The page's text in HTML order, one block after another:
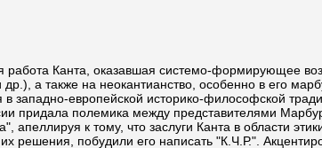
и обстоятельности плана сочинения он не нашел ничего подлежащего изменению. "Я попытался в настоящем издании сделать улучшения, которые должны устранить, во-первых, недоразумения в эстетике, особенно в понятии времени; во-вторых, неясности в дедукции понятий рассудка; в-третьих, мнимый недостаток очевидности в доказательствах основоположений чистого рассудка и, наконец, в-четвертых, недоразумения по поводу паралогизмов, в которых я упрекаю рациональную психологию. Изменения произведенные мной в изложении простираются только до этого места (именно только до конца первой главы "трансцендентальной диалектики", но не далее)". Кант говорит и о некоторой потере, связанной с этими улучшениями, которую, однако, была призвана восполнить большая понятность изложения. По мнению Кассирера, основным побудительным мотивом к переработке Кантом первого издания "К.Ч.Р." стала рецензия И.Гарве-Федера, вынудившая Канта со всей строгостью и четкостью отделить его трансцендентальный идеализм от идеализма психологического, определенно переместив при этом центр тяжести с трансцендентальной аналитики субъективной дедукции на "объективную дедукцию", показав тем самым, что главный вопрос всей "К.Ч.Р." состоит в том, как и при каких условиях возможен предмет опыта, а не как возможна сама "способность мыслить". Поскольку сам Кант писал об этом еще в предисловии к первому изданию "К.Ч.Р.", можно вполне согласиться с Кассирером, отвергающим какие-либо "отступления" со стороны Канта от ранее сформулированной им точки зрения. Видимо, правомерно полагать, что Кант сохранил ядро своего учения о трансцендентальном воображении и во втором издании, нисколько не модифицируя соответствующую главу о схематизме и оставив ее на том же центральном и решающем месте в архитектонике "К.Ч.Р.". Во второй половине 20 в. различными философами не раз поднимался вопрос о неаутентичности второго издания и, следовательно, о необходимости возврата к первоначальной версии "К.Ч.Р." "образца 1781". Основной предпосылкой такой идеи выступило, видимо, то обстоятельство, что читающий мир действительно долгое время знакомился с "К.Ч.Р." лишь по второму изданию. Неподдельный интерес к тексту первого издания можно объяснить как естественное стремление философски образованного читателя проникнуть в подлинные глубины лаборатории кантовской мысли, проследив процесс вызревания кантовской понятийной систематики, постоянно приобретавшей все более строгие и отчеканенные формы. Сегодня и в границах современной западной и в рамках новейшей отечественной философии имеет место вдумчивый компаративный анализ обеих версий указанной работы. Все же чаще "К.Ч.Р." публикуется по второму изданию (1787), а все разночтения первого издания по сравнению со вторым приводятся в подстрочных примечаниях с целью удобства для читателя сравнить между собой тексты обоих изданий. Особенности стиля "К.Ч.Р." обусловливаются тем, что начиная с 1770-1780-х происходит глубокое и решительное изменение стиля самого Канта. Свободный полет воображения, интеллектуальной грации и остроумия, которыми так отличались его работы